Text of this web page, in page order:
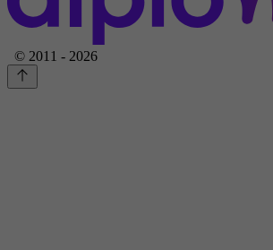
© 2011 - 2026